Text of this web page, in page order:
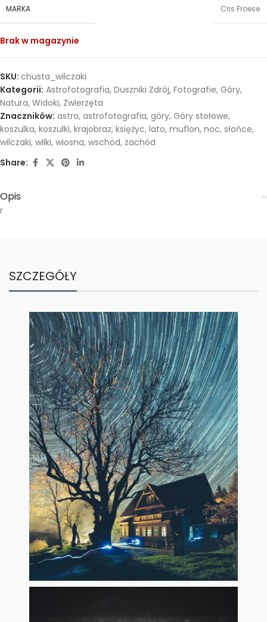
MARKA Cris Froese
Brak w magazynie
SKU: chusta_wilczaki
Kategorii: Astrofotografia, Duszniki Zdrój, Fotografie, Góry,
Natura, Widoki, Zwierzęta
Znaczników: astro, astrofotografia, góry, Góry stołowe,
koszulka, koszulki, krajobraz, księżyc, lato, muflon, noc, słońce,
wilczaki, wilki, wiosna, wschód, zachód
Share:
Opis
r
SZCZEGÓŁY